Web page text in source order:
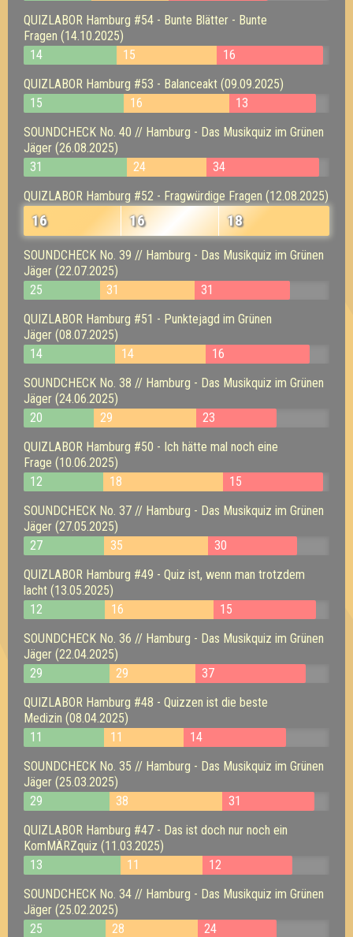
QUIZLABOR Hamburg #54 - Bunte Blätter - Bunte
Fragen (14.10.2025)
14
15
16
QUIZLABOR Hamburg #53 - Balanceakt (09.09.2025)
15
16
13
SOUNDCHECK No. 40 // Hamburg - Das Musikquiz im Grünen
Jäger (26.08.2025)
31
24
34
QUIZLABOR Hamburg #52 - Fragwürdige Fragen (12.08.2025)
16 16 18
SOUNDCHECK No. 39 // Hamburg - Das Musikquiz im Grünen
Jäger (22.07.2025)
25
31
31
QUIZLABOR Hamburg #51 - Punktejagd im Grünen
Jäger (08.07.2025)
14
14
16
SOUNDCHECK No. 38 // Hamburg - Das Musikquiz im Grünen
Jäger (24.06.2025)
20
29
23
QUIZLABOR Hamburg #50 - Ich hätte mal noch eine
Frage (10.06.2025)
12
18
15
SOUNDCHECK No. 37 // Hamburg - Das Musikquiz im Grünen
Jäger (27.05.2025)
27
35
30
QUIZLABOR Hamburg #49 - Quiz ist, wenn man trotzdem
lacht (13.05.2025)
12
16
15
SOUNDCHECK No. 36 // Hamburg - Das Musikquiz im Grünen
Jäger (22.04.2025)
29
29
37
QUIZLABOR Hamburg #48 - Quizzen ist die beste
Medizin (08.04.2025)
11
11
14
SOUNDCHECK No. 35 // Hamburg - Das Musikquiz im Grünen
Jäger (25.03.2025)
29
38
31
QUIZLABOR Hamburg #47 - Das ist doch nur noch ein
KomMÄRZquiz (11.03.2025)
13
11
12
SOUNDCHECK No. 34 // Hamburg - Das Musikquiz im Grünen
Jäger (25.02.2025)
25
28 24